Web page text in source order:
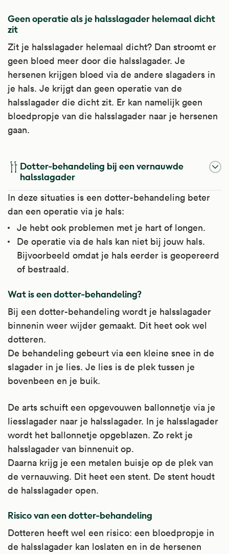
Geen operatie als je halsslagader helemaal dicht
zit
Zit je halsslagader helemaal dicht? Dan stroomt er
geen bloed meer door die halsslagader. Je
hersenen krijgen bloed via de andere slagaders in
je hals. Je krijgt dan geen operatie van de
halsslagader die dicht zit. Er kan namelijk geen
bloedpropje van die halsslagader naar je hersenen
gaan.
Dotter-behandeling bij een vernauwde
halsslagader
In deze situaties is een dotter-behandeling beter
dan een operatie via je hals:
Je hebt ook problemen met je hart of longen.
De operatie via de hals kan niet bij jouw hals.
Bijvoorbeeld omdat je hals eerder is geopereerd
of bestraald.
Wat is een dotter-behandeling?
Bij een dotter-behandeling wordt je halsslagader
binnenin weer wijder gemaakt. Dit heet ook wel
dotteren.
De behandeling gebeurt via een kleine snee in de
slagader in je lies. Je lies is de plek tussen je
bovenbeen en je buik.
De arts schuift een opgevouwen ballonnetje via je
liesslagader naar je halsslagader. In je halsslagader
wordt het ballonnetje opgeblazen. Zo rekt je
halsslagader van binnenuit op.
Daarna krijg je een metalen buisje op de plek van
de vernauwing. Dit heet een stent. De stent houdt
de halsslagader open.
Risico van een dotter-behandeling
Dotteren heeft wel een risico: een bloedpropje in
de halsslagader kan loslaten en in de hersenen